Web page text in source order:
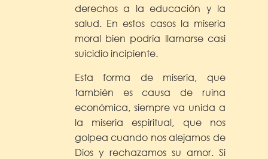
derechos a la educación y la
salud. En estos casos la miseria
moral bien podría llamarse casi
suicidio incipiente.
Esta forma de miseria, que
también es causa de ruina
económica, siempre va unida a
la miseria espiritual, que nos
golpea cuando nos alejamos de
Dios y rechazamos su amor. Si